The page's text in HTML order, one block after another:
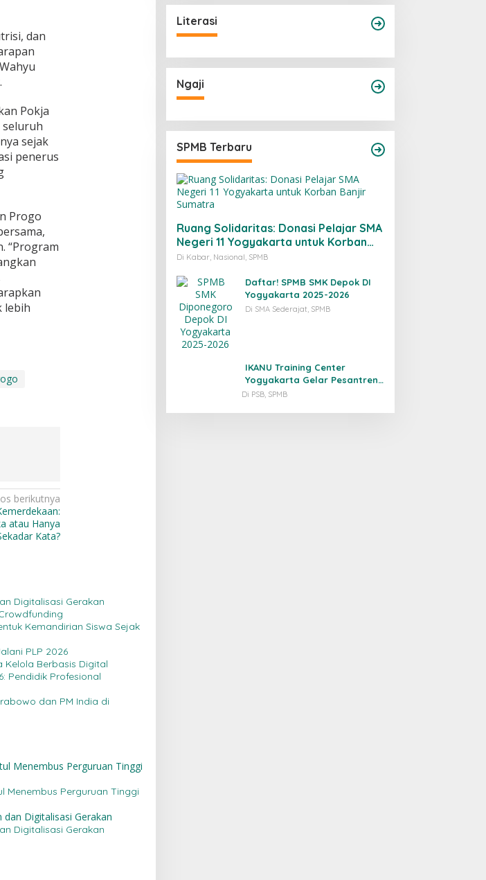
dan
Pokja
seluruh
sejak
penerus
Progo
“Program
lebih
berikutnya
atau Hanya
Kata?
Digitalisasi Gerakan
Kemandirian Siswa Sejak
PLP 2026
Kelola Berbasis Digital
Pendidik Profesional
dan PM India di
Menembus Perguruan Tinggi
Digitalisasi Gerakan
Literasi
Ngaji
SPMB Terbaru
Ruang Solidaritas: Donasi Pelajar SMA
Negeri 11 Yogyakarta untuk Korban
Banjir Sumatra
Di Kabar, Nasional, SPMB
Daftar! SPMB SMK Depok DI
Yogyakarta 2025-2026
Di SMA Sederajat, SPMB
IKANU Training Center
Yogyakarta Gelar Pesantren
Pra-Timur Tengah
Di PSB, SPMB